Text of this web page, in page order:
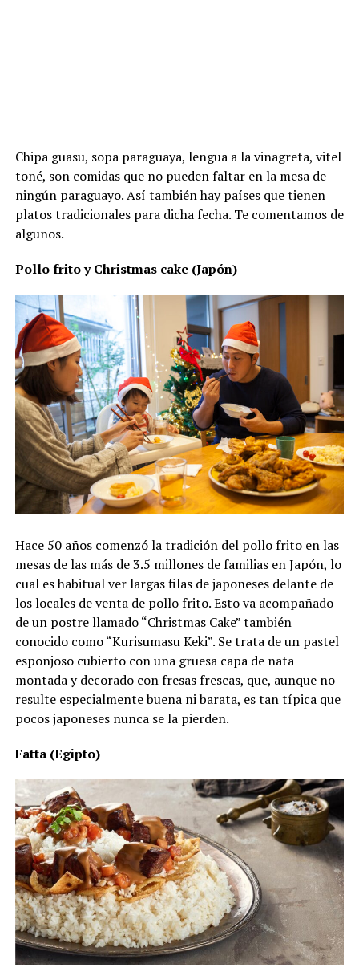
Chipa guasu, sopa paraguaya, lengua a la vinagreta, vitel
toné, son comidas que no pueden faltar en la mesa de
ningún paraguayo. Así también hay países que tienen
platos tradicionales para dicha fecha. Te comentamos de
algunos.
Pollo frito y Christmas cake (Japón)
Hace 50 años comenzó la tradición del pollo frito en las
mesas de las más de 3.5 millones de familias en Japón, lo
cual es habitual ver largas filas de japoneses delante de
los locales de venta de pollo frito. Esto va acompañado
de un postre llamado “Christmas Cake” también
conocido como “Kurisumasu Keki”. Se trata de un pastel
esponjoso cubierto con una gruesa capa de nata
montada y decorado con fresas frescas, que, aunque no
resulte especialmente buena ni barata, es tan típica que
pocos japoneses nunca se la pierden.
Fatta (Egipto)